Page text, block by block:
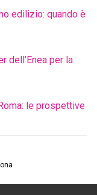
edilizio: quando è
dell’Enea per la
le prospettive